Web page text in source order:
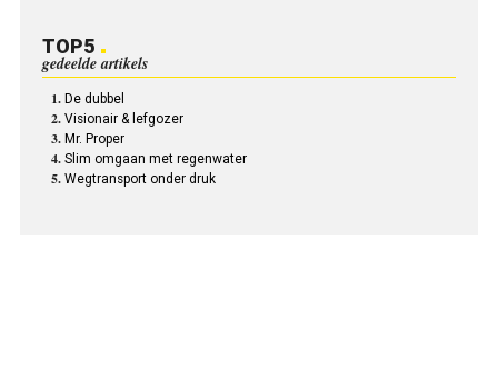
TOP5
gedeelde artikels
De dubbel
Visionair & lefgozer
Mr. Proper
Slim omgaan met regenwater
Wegtransport onder druk